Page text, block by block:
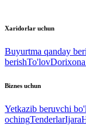
Xaridorlar uchun
Buyurtma qanday
berishTo'lov
Biznes uchun
Yetkazib beruvchi
ochingTenderlarIjara